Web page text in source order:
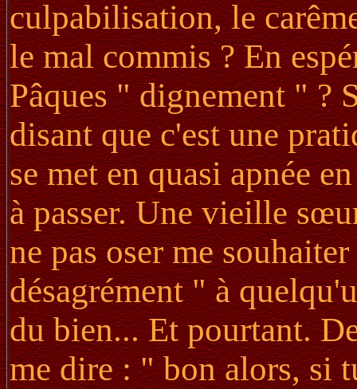
culpabilisation, le
le mal commis ? En
Pâques " dignement " ?
disant que c'est une
se met en quasi apnée
à passer. Une vieille
ne pas oser me
désagrément " à
du bien... Et pourtant.
me dire : " bon alors, si